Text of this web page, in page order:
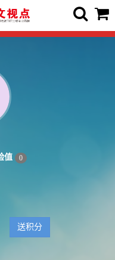
值 0
送积分